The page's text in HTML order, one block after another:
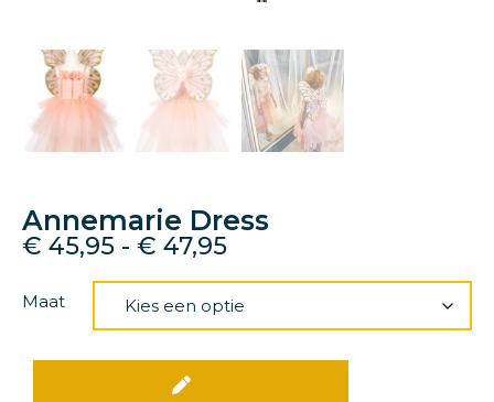
Annemarie Dress
€ 45,95 - € 47,95
Maat